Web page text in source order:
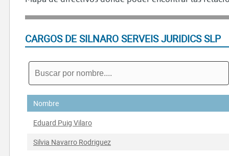
CARGOS DE SILNARO SERVEIS JURIDICS SLP
Nombre
Eduard Puig Vilaro
Silvia Navarro Rodriguez